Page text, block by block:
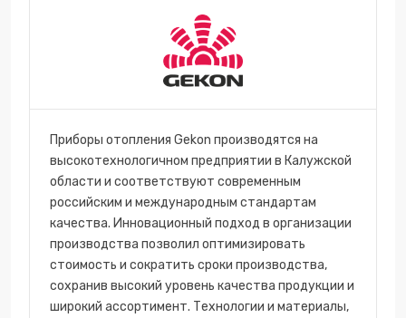
Приборы отопления Gekon производятся на
высокотехнологичном предприятии в Калужской
области и соответствуют современным
российским и международным стандартам
качества. Инновационный подход в организации
производства позволил оптимизировать
стоимость и сократить сроки производства,
сохранив высокий уровень качества продукции и
широкий ассортимент. Технологии и материалы,